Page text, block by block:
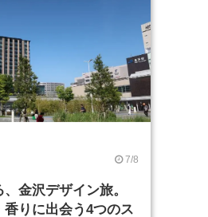
7/8
金沢デザイン旅。
香りに出会う4つのス